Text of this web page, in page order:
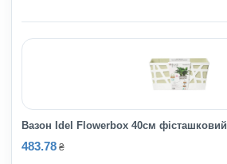
Вазон Idel Flowerbox 40см фісташковий
483.78 ₴